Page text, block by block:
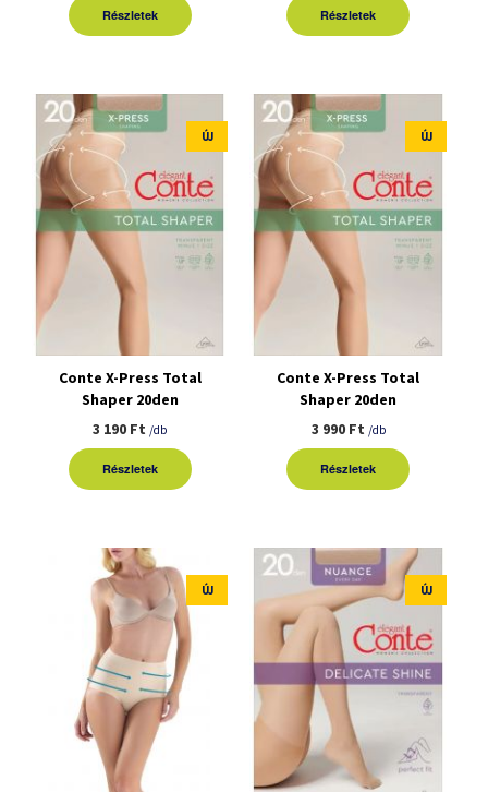
Részletek Részletek
ÚJ
Conte X-Press Total
Shaper 20den
harisnyanadrág
3 190 Ft /db
Részletek
ÚJ
Conte X-Press Total
Shaper 20den
harisnyanadrág XL
3 990 Ft /db
Részletek
ÚJ ÚJ